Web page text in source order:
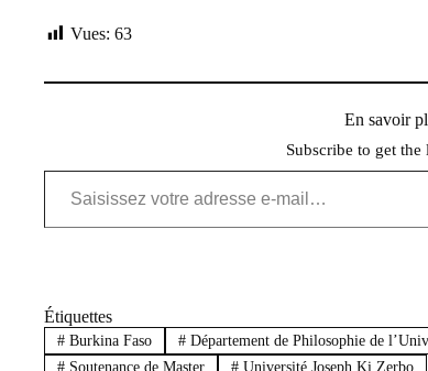
Vues: 63
En savoir
Subscribe to get
Saisissez votre adresse e-mail…
Étiquettes
#Burkina Faso #Département de Philosophie de
#Soutenance de Master #Université Joseph Ki Zerbo